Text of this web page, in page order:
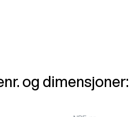
og dimensjoner: